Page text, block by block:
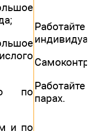
по
и по
Работайте
парах.